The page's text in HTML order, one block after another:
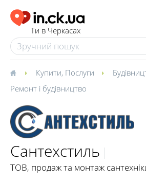
Ти в Черкасах
Купити, Послуги
Ремонт і будівництво
Сантехстиль
ТОВ, продаж та монтаж